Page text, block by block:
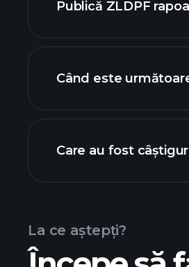
Publică ZLDPF
Când este
Care au fost
La ce aștepți?